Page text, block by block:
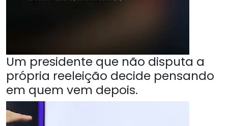
Um presidente que não disputa a
própria reeleição decide pensando
em quem vem depois.